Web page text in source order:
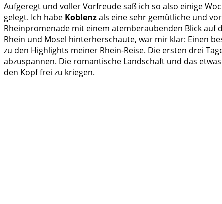
Aufgeregt und voller Vorfreude saß ich so also einige
gelegt. Ich habe Koblenzals eine sehr gemütliche und
Rheinpromenade mit einem atemberaubenden Blick auf
Rhein und Mosel hinterherschaute, war mir klar: Einen
zu den Highlights meiner Rhein-Reise. Die ersten drei
abzuspannen. Die romantische Landschaft und das
den Kopf frei zu kriegen.